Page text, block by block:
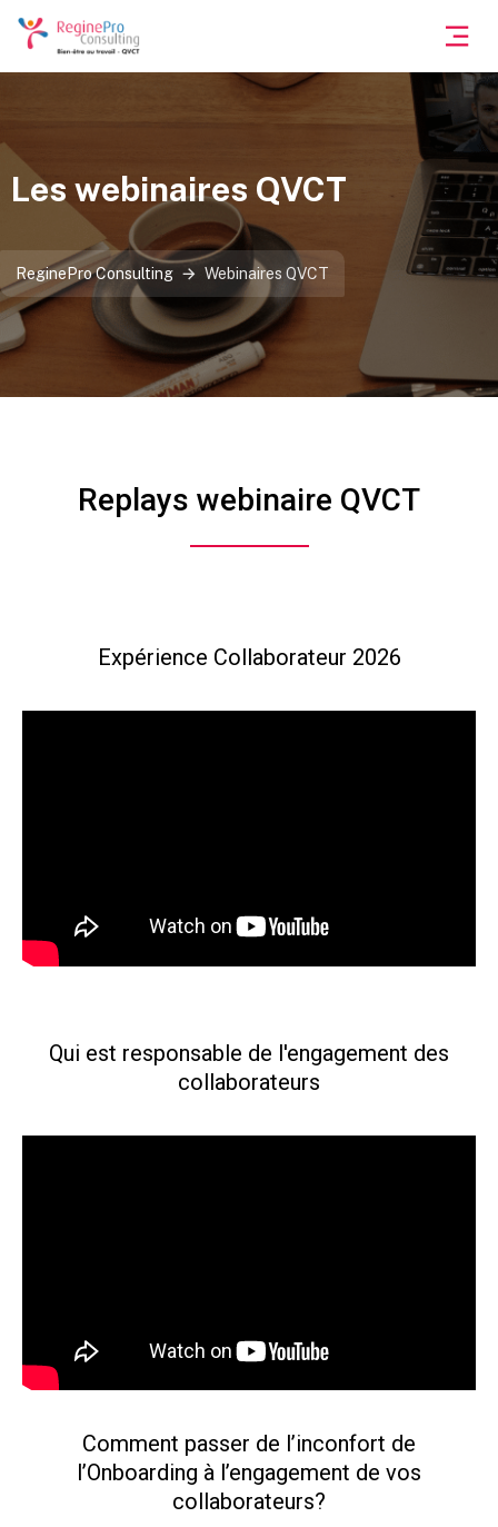
Les webinaires QVCT
ReginePro Consulting Webinaires QVCT
Replays webinaire QVCT
Expérience Collaborateur 2026
Qui est responsable de l'engagement des
collaborateurs
Comment passer de l’inconfort de
l’Onboarding à l’engagement de vos
collaborateurs?